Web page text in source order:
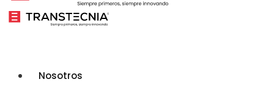
Nosotros